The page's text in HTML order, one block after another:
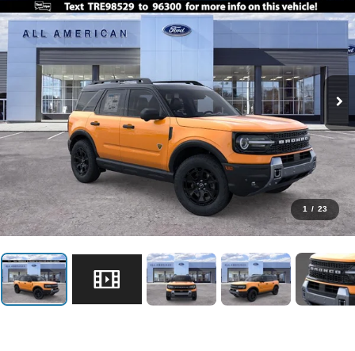
1 / 23